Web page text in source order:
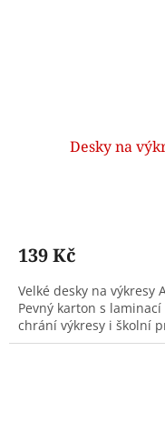
Desky na
139 Kč
Velké desky na výkresy
Pevný karton s
chrání výkresy i školní